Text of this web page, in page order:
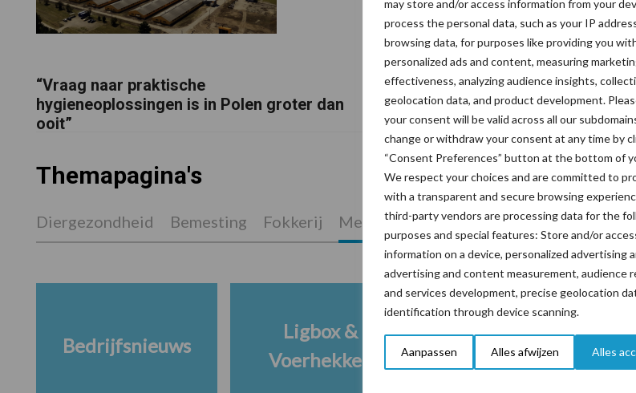
may store and/or access information from your
process the personal data, such as your IP
browsing data, for purposes like providing you
personalized ads and content, measuring
effectiveness, analyzing audience insights,
geolocation data, and product development.
your consent will be valid across all our
change or withdraw your consent at any time by
“Consent Preferences” button at the bottom of
We respect your choices and are committed to
with a transparent and secure browsing
third-party vendors are processing data for the
purposes and special features: Store and/or
information on a device, personalized advertising
advertising and content measurement, audience
and services development, precise geolocation
identification through device scanning.
Aanpassen Alles afwijzen Alles
“Vraag naar praktische
hygieneoplossingen is in Polen groter dan
ooit”
Drie Franse bedrijven over de
14.000 kilogram melk
Themapagina's
Diergezondheid Bemesting Fokkerij Melkveebedrijf Veevoer Wet en
Bedrijfsnieuws
Ligbox &
Voerhekken